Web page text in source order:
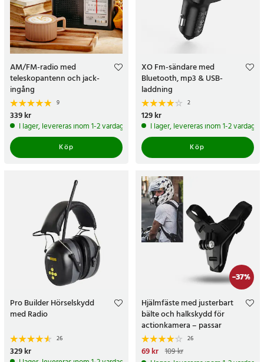
AM/FM-radio med
teleskopantenn och jack-
ingång
9
Pris:339 kr
339 kr
I lager, levereras inom 1-2 vardagar
Köp
XO Fm-sändare med
Bluetooth, mp3 & USB-
laddning
2
Pris:129 kr
129 kr
I lager, levereras inom 1-2 vardagar
Köp
Pro Builder Hörselskydd
med Radio
26
Pris:329 kr
329 kr
-37%
Hjälmfäste med justerbart
bälte och halkskydd för
actionkamera – passar
hakskydd
26
Nuvarande pris
69 kr 109 kr